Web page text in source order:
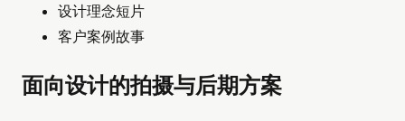
设计理念短片
客户案例故事
面向设计的拍摄与后期方案